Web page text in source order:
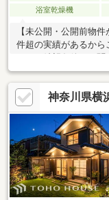
浴室乾燥機
【未公開・公開前物
件超の実績があるから
り。ご希望条件をお
件もいち早くご紹介
の国と地域で展開す
ナショナル リアルテ
をサポート。【
も、24時間365日の
サービスは一生涯続
ビス業総合調査
神奈川県横